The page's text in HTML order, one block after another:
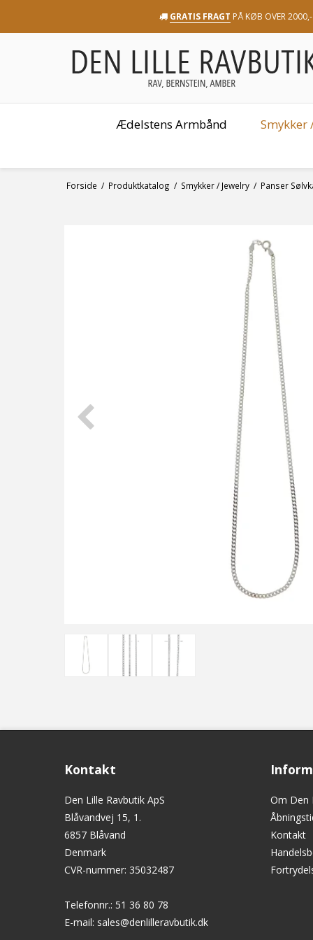
GRATIS FRAGT PÅ KØB OVER
Ædelstens Armbånd Smykker
Forside / Produktkatalog / Smykker / Jewelry / Panser
Kontakt
Den Lille Ravbutik ApS
Blåvandvej 15, 1.
6857 Blåvand
Denmark
CVR-nummer: 35032487
Telefonnr.: 51 36 80 78
E-mail: sales@denlilleravbutik.dk
Om Den
Kontakt